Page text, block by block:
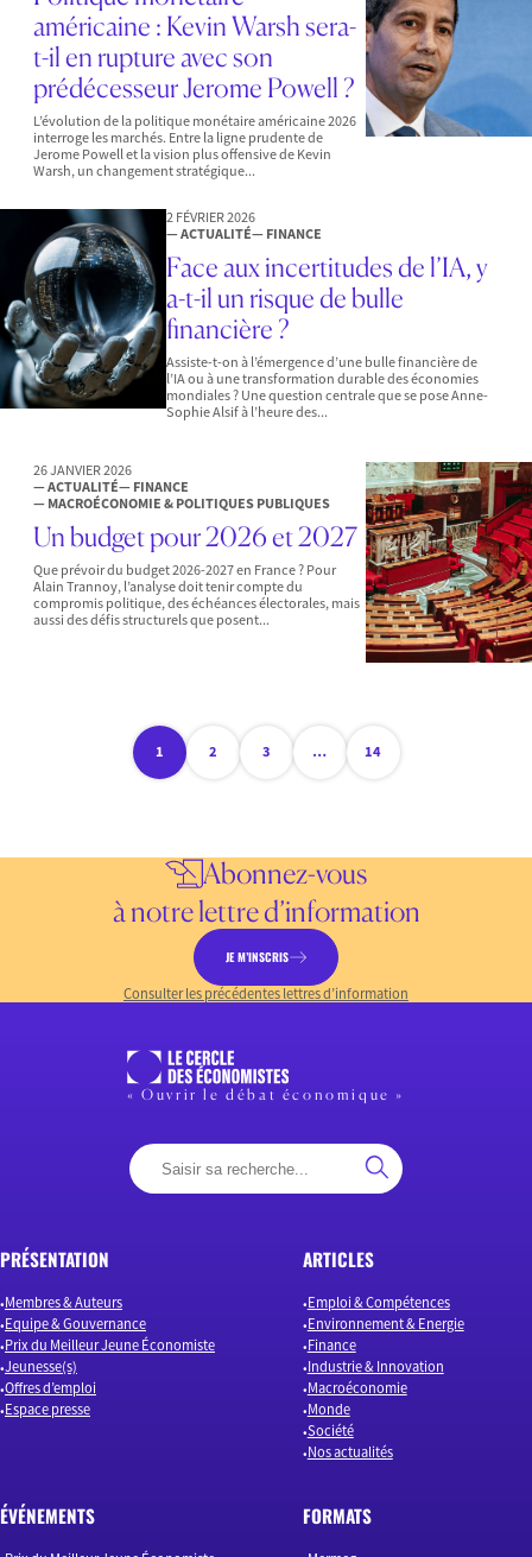
américaine : Kevin Warsh sera-
t-il en rupture avec son
prédécesseur Jerome Powell ?
L’évolution de la politique monétaire américaine 2026
interroge les marchés. Entre la ligne prudente de
Jerome Powell et la vision plus offensive de Kevin
Warsh, un changement stratégique...
2 FÉVRIER 2026
— ACTUALITÉ— FINANCE
Face aux incertitudes de l’IA, y
a-t-il un risque de bulle
financière ?
Assiste-t-on à l’émergence d’une bulle financière de
l’IA ou à une transformation durable des économies
mondiales ? Une question centrale que se pose Anne-
Sophie Alsif à l’heure des...
26 JANVIER 2026
— ACTUALITÉ— FINANCE
— MACROÉCONOMIE & POLITIQUES PUBLIQUES
Un budget pour 2026 et 2027
Que prévoir du budget 2026-2027 en France ? Pour
Alain Trannoy, l’analyse doit tenir compte du
compromis politique, des échéances électorales, mais
aussi des défis structurels que posent...
1 2 3 … 14
Abonnez-vous
à notre lettre d’information
JE M’INSCRIS
Consulter les précédentes lettres d’information
« Ouvrir le débat économique »
PRÉSENTATION
Membres & Auteurs
Equipe & Gouvernance
Prix du Meilleur Jeune Économiste
Jeunesse(s)
Offres d’emploi
Espace presse
ARTICLES
Emploi & Compétences
Environnement & Energie
Finance
Industrie & Innovation
Macroéconomie
Monde
Société
Nos actualités
ÉVÉNEMENTS FORMATS